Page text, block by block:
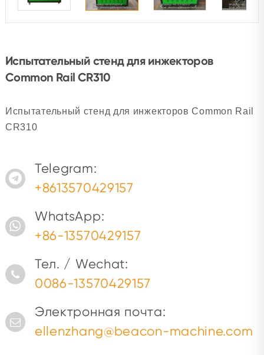
Испытательный стенд для инжекторов
Common Rail CR310
Испытательный стенд для инжекторов Common Rail
CR310
Telegram:
+8613570429157
WhatsApp:
+86-13570429157
Тел. / Wechat:
0086-13570429157
Электронная почта:
ellenzhang@beacon-machine.com